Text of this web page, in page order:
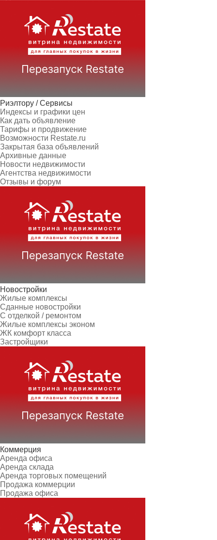
Риэлтору / Сервисы
Индексы и графики цен
Как дать объявление
Тарифы и продвижение
Возможности Restate.ru
Закрытая база объявлений
Архивные данные
Новости недвижимости
Агентства недвижимости
Отзывы и форум
Новостройки
Жилые комплексы
Сданные новостройки
С отделкой / ремонтом
Жилые комплексы эконом
ЖК комфорт класса
Застройщики
Коммерция
Аренда офиса
Аренда склада
Аренда торговых помещений
Продажа коммерции
Продажа офиса